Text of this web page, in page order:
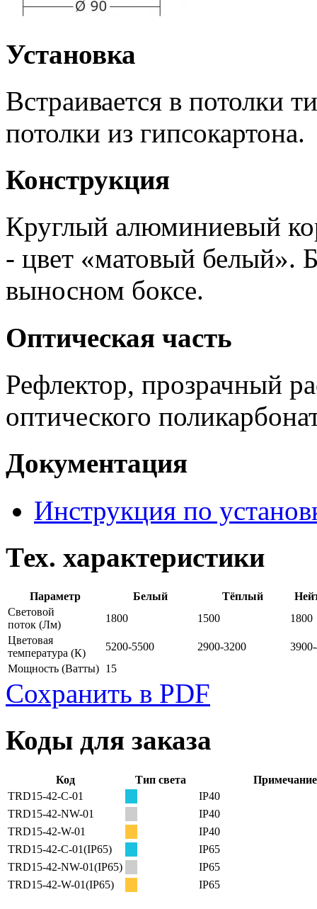
Установка
Встраивается в потолки
потолки из гипсокартона.
Конструкция
Круглый алюминиевый
- цвет «матовый белый».
выносном боксе.
Оптическая часть
Рефлектор, прозрачный
оптического
Документация
Инструкция по
Тех. характеристики
Параметр Белый Тёплый
Световой
поток (Лм)
1800 1500
1800
Цветовая
температура (К)
5200-5500 2900-3200
Мощность (Ватты) 15
Сохранить в PDF
Коды для заказа
Код Тип света
Примечание
TRD15-42-C-01
IP40
TRD15-42-NW-01
IP40
TRD15-42-W-01
IP40
TRD15-42-C-01(IP65)
IP65
TRD15-42-NW-01(IP65)
IP65
TRD15-42-W-01(IP65)
IP65